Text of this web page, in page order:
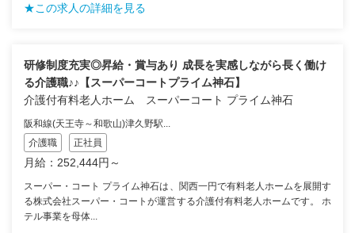
★この求人の詳細を見る
研修制度充実◎昇給・賞与あり 成長を実感しながら長く働け
る介護職♪♪【スーパーコートプライム神石】
介護付有料老人ホーム スーパーコート プライム神石
阪和線(天王寺～和歌山)津久野駅...
介護職
正社員
月給：252,444円～
スーパー・コート プライム神石は、関西一円で有料老人ホームを展開す
る株式会社スーパー・コートが運営する介護付有料老人ホームです。 ホ
テル事業を母体...